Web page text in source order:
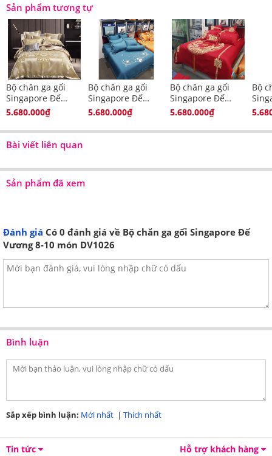
>> Tham khảo thêm các sản phẩmChăn ga gối đệm
Singaporecủatại đây
Sản phẩm tương tự
Bộ chăn ga gối
Singapore Đế
Vương 8 - 10 món
5.680.000₫
Bộ chăn ga gối
Singapore Đế
Vương 8 - 10 món
5.680.000₫
Bộ chăn ga gối
Singapore Đế
Vương 8 - 10 món
5.680.000₫
Bộ
Bài viết liên quan
Sản phẩm đã xem
Đánh giá Có 0 đánh giá về Bộ chăn ga gối Singapore Đế
Vương 8-10 món DV1026
Bình luận
Sắp xếp bình luận: Mới nhất | Thích nhất
Tin tức Hỗ trợ khách hàng